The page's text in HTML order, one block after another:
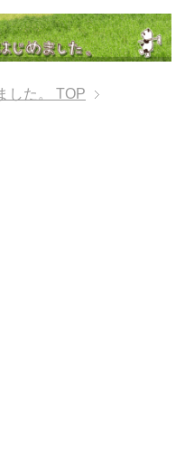
た。
TOP